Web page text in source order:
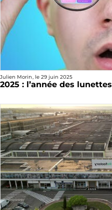
Julien Morin, le 29 juin 2025
2025 : l’année des